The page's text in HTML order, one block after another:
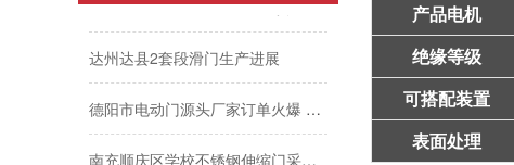
产品电机
绝缘等级
可搭配装置
表面处理
达州达县2套段滑门生产进展
德阳市电动门源头厂家订单火爆 生产提速赶交期
南充顺庆区学校不锈钢伸缩门采购推荐